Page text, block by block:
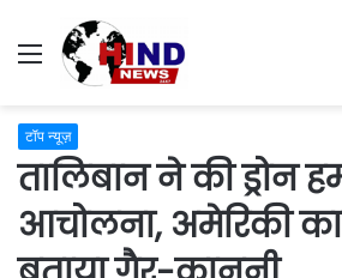
Menu
टॉप न्यूज़
तालिबान ने की ड्रोन
आचोलना, अमेरिकी